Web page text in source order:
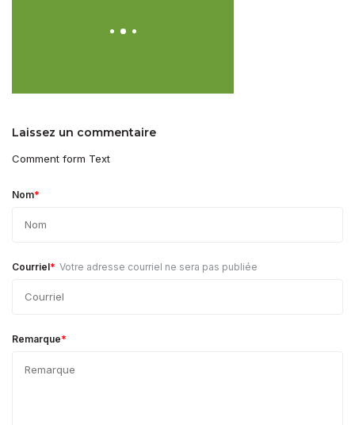
Laissez un commentaire
Comment form Text
Nom*
Courriel* Votre adresse courriel ne sera pas publiée
Remarque*